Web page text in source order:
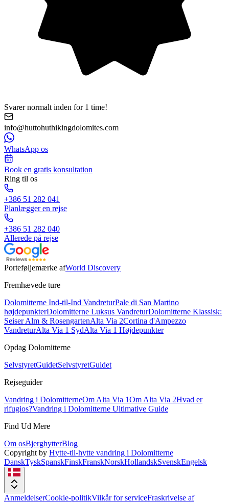
Svarer normalt inden for 1 time!
info@huttohuthikingdolomites.com
WhatsApp os
Book en gratis konsultation
Ring til os
+386 51 282 041
Planlægger en rejse
+386 51 282 040
Allerede på rejse
Porteføljemærke afWorld Discovery
Fremhævede ture
Dolomitterne Ind-til-Ind VandreturPale di San Martino
højdepunkterDolomitterne Luksus VandreturDolomitterne Klassisk:
Seiser Alm & RosengartenAlta Via 2Cortina d'Ampezzo
VandreturAlta Via 1 SydAlta Via 1 Højdepunkter
Opdag Dolomitterne
SelvstyretGuidetSelvstyretGuidet
Rejseguider
Vandring i DolomitterneOm Alta Via 1Om Alta Via 2Hvad er
rifugios?Vandring i Dolomitterne Ultimative Guide
Find Ud Mere
Om osBjerghytterBlog
Copyright by Hytte-til-hytte vandring i Dolomitterne
DanskTyskSpanskFinskFranskNorskHollandskSvenskEngelsk
AnmeldelserCookie-politikVilkår for serviceFraskrivelse af